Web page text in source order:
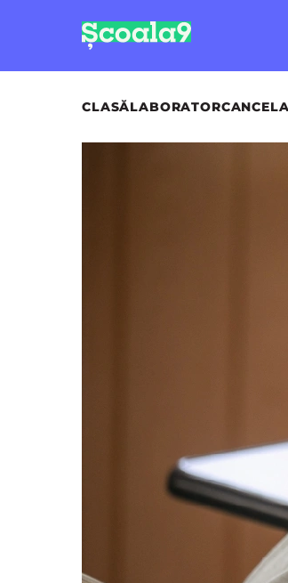
CLASĂLABORATOR